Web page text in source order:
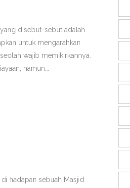
disebut-sebut adalah
untuk mengarahkan
wajib memikirkannya.
namun...
hadapan sebuah Masjid